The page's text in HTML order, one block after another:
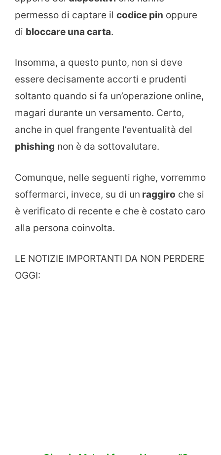
permesso di captare il codice pin oppure
di bloccare una carta.
Insomma, a questo punto, non si deve
essere decisamente accorti e prudenti
soltanto quando si fa un’operazione online,
magari durante un versamento. Certo,
anche in quel frangente l’eventualità del
phishing non è da sottovalutare.
Comunque, nelle seguenti righe, vorremmo
soffermarci, invece, su di un raggiro che si
è verificato di recente e che è costato caro
alla persona coinvolta.
LE NOTIZIE IMPORTANTI DA NON PERDERE
OGGI: